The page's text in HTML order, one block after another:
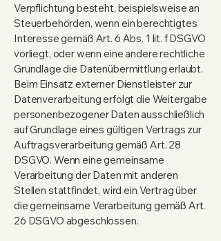
Verpflichtung besteht, beispielsweise an
Steuerbehörden, wenn ein berechtigtes
Interesse gemäß Art. 6 Abs. 1 lit. f DSGVO
vorliegt, oder wenn eine andere rechtliche
Grundlage die Datenübermittlung erlaubt.
Beim Einsatz externer Dienstleister zur
Datenverarbeitung erfolgt die Weitergabe
personenbezogener Daten ausschließlich
auf Grundlage eines gültigen Vertrags zur
Auftragsverarbeitung gemäß Art. 28
DSGVO. Wenn eine gemeinsame
Verarbeitung der Daten mit anderen
Stellen stattfindet, wird ein Vertrag über
die gemeinsame Verarbeitung gemäß Art.
26 DSGVO abgeschlossen.